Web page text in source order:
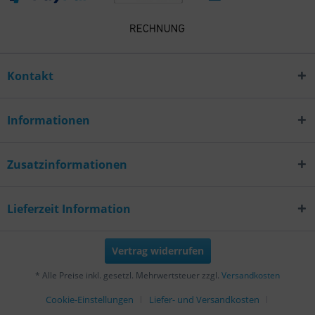
Kontakt
Informationen
Zusatzinformationen
Lieferzeit Information
Vertrag widerrufen
* Alle Preise inkl. gesetzl. Mehrwertsteuer zzgl. Versandkosten
Cookie-Einstellungen Liefer- und Versandkosten